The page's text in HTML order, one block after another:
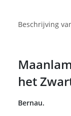
Beschrijving
het
Bernau.